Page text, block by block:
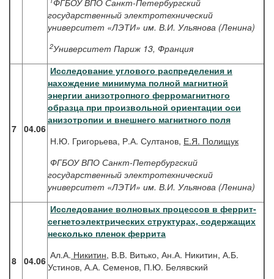
ФГБОУ ВПО Санкт-Петербургский
государственный электротехнический
университет «ЛЭТИ» им. В.И. Ульянова (Ленина)
2Университет Париж 13, Франция
7 04.06
Исследование углового распределения и
нахождение минимума полной магнитной
энергии анизотропного ферромагнитного
образца при произвольной ориентации оси
анизотропии и внешнего магнитного поля
Н.Ю. Григорьева, Р.А. Султанов, Е.Я. Полищук
ФГБОУ ВПО Санкт-Петербургский
государственный электротехнический
университет «ЛЭТИ» им. В.И. Ульянова (Ленина)
8 04.06
Исследование волновых процессов в феррит-
сегнетоэлектрических структурах, содержащих
несколько пленок феррита
Ал.А. Никитин, В.В. Витько, Ан.А. Никитин, А.Б.
Устинов, А.А. Семенов, П.Ю. Белявский